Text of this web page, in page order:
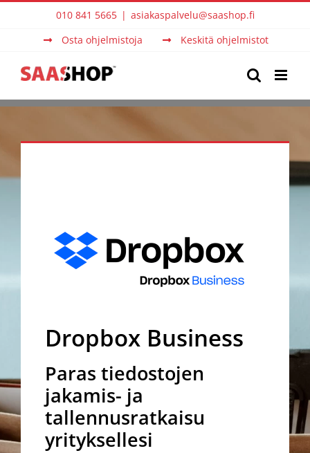
010 841 5665 | asiakaspalvelu@saashop.fi
Osta ohjelmistoja
Keskitä ohjelmistot
Dropbox Business
Paras tiedostojen
jakamis- ja
tallennusratkaisu
yrityksellesi